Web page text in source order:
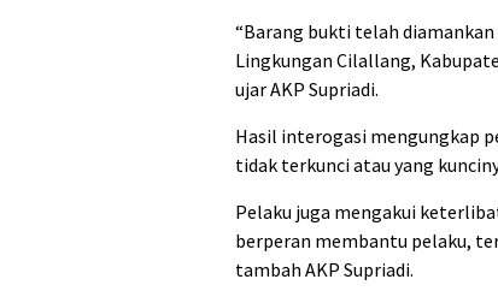
“Barang bukti telah
Lingkungan Cilallang,
ujar AKP Supriadi.
Hasil interogasi mengungkap
tidak terkunci atau yang
Pelaku juga mengakui
berperan membantu pelaku,
tambah AKP Supriadi.